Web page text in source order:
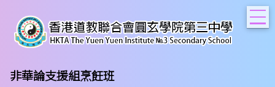
非華論支援組烹飪班